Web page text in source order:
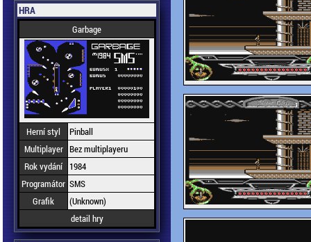
HRA
Garbage
Herní styl
Pinball
Multiplayer Bez multiplayeru
Rok vydání
1984
Programátor SMS
Grafik
(Unknown)
detail hry